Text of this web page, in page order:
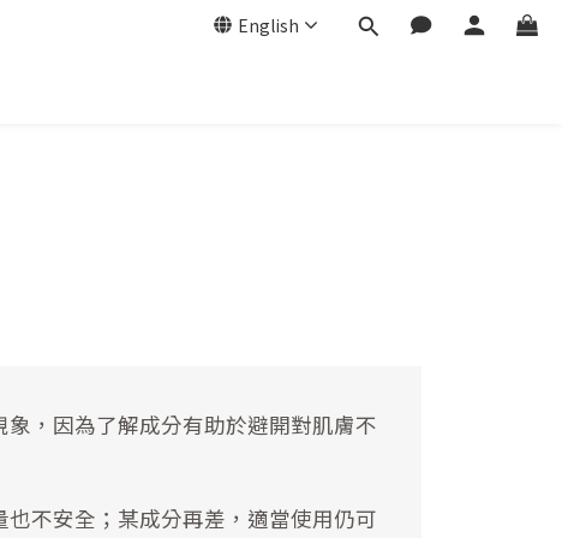
English
，因為了解成分有助於避開對肌膚不
不安全；某成分再差，適當使用仍可